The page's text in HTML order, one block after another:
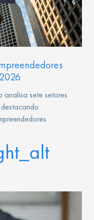
analisa sete setores